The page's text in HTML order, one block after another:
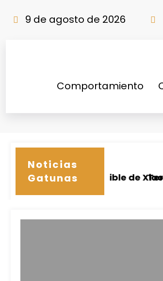
9 de agosto de 2026
Comportamiento
Noticias
Gatunas
el viaje imposible de Xiao Mao
Terrassa